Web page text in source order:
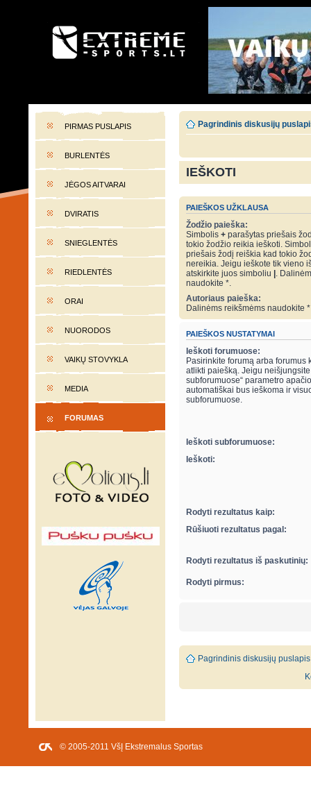
EXTREME-SPORTS.LT
PIRMAS PUSLAPIS
BURLENTĖS
JĖGOS AITVARAI
DVIRATIS
SNIEGLENTĖS
RIEDLENTĖS
ORAI
NUORODOS
VAIKŲ STOVYKLA
MEDIA
FORUMAS
Pagrindinis diskusijų
IEŠKOTI
PAIEŠKOS UŽKLAUSA
Žodžio paieška:
Simbolis + parašytas priešais
tokio žodžio reikia ieškoti.
priešais žodį reiškia kad tokio
nereikia. Jeigu ieškote tik vieno
atskirkite juos simboliu .
naudokite *.
Autoriaus paieška:
Dalinėms reikšmėms naudokite
PAIEŠKOS NUSTATYMAI
Ieškoti forumuose:
Pasirinkite forumą arba forumus
atlikti paiešką. Jeigu neišjungsite
subforumuose“ parametro
automatiškai bus ieškoma ir
subforumuose.
Ieškoti subforumuose:
Ieškoti:
Rodyti rezultatus kaip:
Rūšiuoti rezultatus pagal:
Rodyti rezultatus iš paskutinių:
Rodyti pirmus:
Pagrindinis diskusijų puslapis
© 2005-2011 VšĮ Ekstremalus Sportas